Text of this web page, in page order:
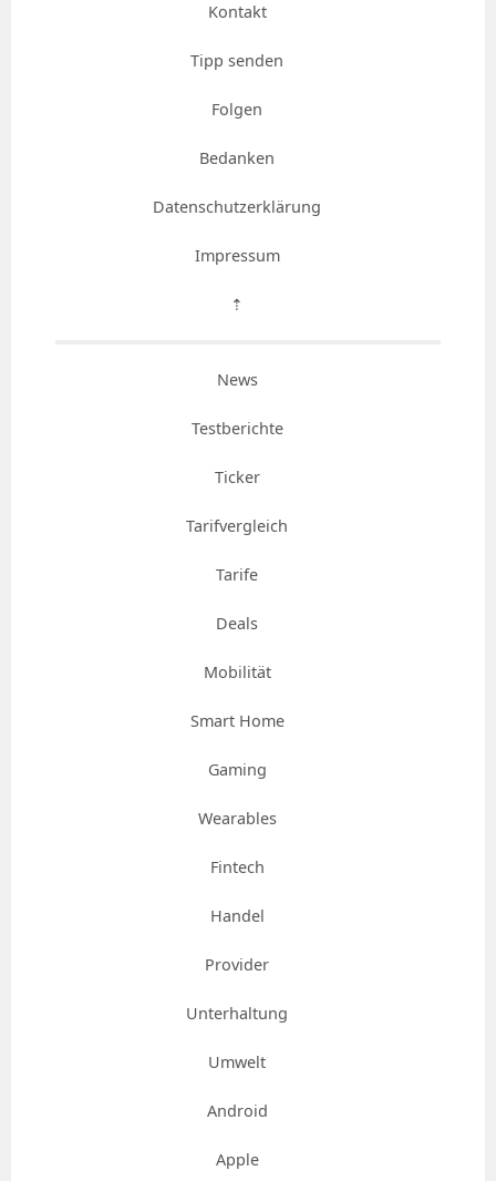
Kontakt
Tipp senden
Folgen
Bedanken
Datenschutzerklärung
Impressum
⇡
News
Testberichte
Ticker
Tarifvergleich
Tarife
Deals
Mobilität
Smart Home
Gaming
Wearables
Fintech
Handel
Provider
Unterhaltung
Umwelt
Android
Apple